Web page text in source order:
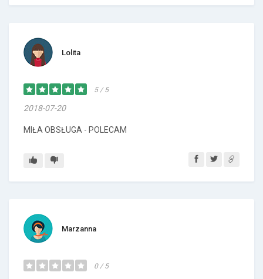
Lolita
5 / 5
2018-07-20
MIŁA OBSŁUGA - POLECAM
Marzanna
0 / 5